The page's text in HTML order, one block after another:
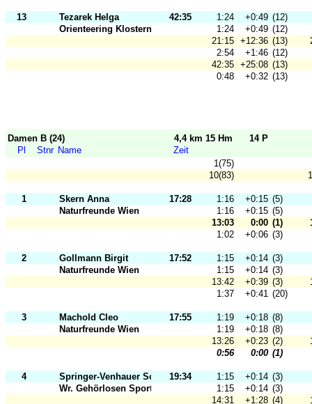
13 Tezarek Helga 42:35 1:24 +0:49 (12)
Orienteering Klosterneuburg
1:24 +0:49 (12)
21:15 +12:36 (13)
2:54
+1:46 (12)
42:35 +25:08 (13)
0:48
+0:32 (13)
Damen B (24) 4,4 km 15 Hm
14 P
Pl
Stnr Name
Zeit
1(75)
10(83)
1 Skern Anna 17:28 1:16 +0:15 (5)
Naturfreunde Wien
1:16 +0:15 (5)
13:03
0:00 (1)
1:02
+0:06 (3)
2 Gollmann Birgit 17:52 1:15 +0:14 (3)
Naturfreunde Wien
1:15 +0:14 (3)
13:42
+0:39 (3)
1:37
+0:41 (20)
3 Machold Cleo 17:55 1:19 +0:18 (8)
Naturfreunde Wien
1:19 +0:18 (8)
13:26
+0:23 (2)
0:56
0:00 (1)
4 Springer-Venhauer Sonja 19:34 1:15 +0:14 (3)
Wr. Gehörlosen Sportclub 1901
1:15 +0:14 (3)
14:31
+1:28 (4)